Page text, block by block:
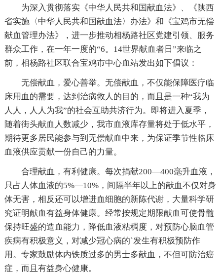
为深入贯彻落实《中华人民共和国献血法》、《陕西
省实施〈中华人民共和国献血法〉办法》和《宝鸡市无偿
献血管理办法》，进一步推动相杨路社区党建引领、服务
群众工作，在一年一度的“6。14世界献血者日”来临之
前，相杨路社区联合宝鸡市中心血站发出如下倡议：
无偿献血，爱心善举。无偿献血，不仅能保障医疗临
床用血的需要，达到治病救人的目的，而且是一种“我为
人人，人人为我”的社会互助共济行为。即将进入夏季，
随着街头献血人数减少，我市血液库存量将处于低水平，
期待更多居民能参与到无偿献血中来，为保证季节性临床
血液供应贡献一份自己的力量。
合理献血，有利健康。每次捐献200—400毫升血液，
只占人体血液的5%—10%，间隔半年以上的献血不仅对身
体无害，相反还可以增进血细胞的新陈代谢，大量科学研
究证明献血有益身体健康。经常按规定期限献血可使骨髓
保持旺盛的造血能力，降低血液粘稠度，对预防心脑血管
疾病有积极意义，对减少冠心病的`发生有积极预防作
用。专家鼓励体内铁质过多的男士多献血，不但可防治癌
症，而且有益身心健康。